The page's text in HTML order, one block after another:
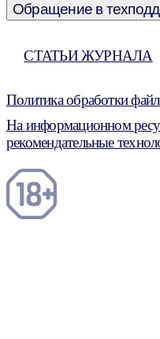
Обращение в
СТАТЬИ ЖУРНАЛА
Политика обработки
На информационном
рекомендательные